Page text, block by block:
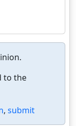
to the
, submit